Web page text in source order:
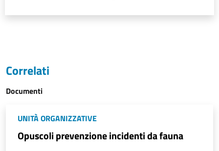
Correlati
Documenti
UNITÀ ORGANIZZATIVE
Opuscoli prevenzione incidenti da fauna